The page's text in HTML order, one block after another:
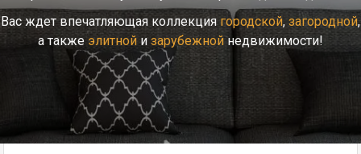
Вас ждет впечатляющая коллекция городской, загородной,
а также элитнойизарубежнойнедвижимости!